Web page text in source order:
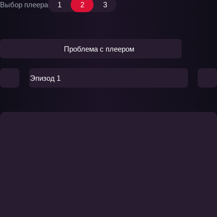
Выбор плеера 1 2 3
Проблема с плеером
Эпизод 1